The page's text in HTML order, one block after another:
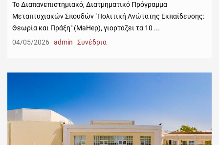
To Διαπανεπιστημιακό, Διατμηματικό Πρόγραμμα
Μεταπτυχιακών Σπουδών "Πολιτική Ανώτατης Εκπαίδευσης:
Θεωρία και Πράξη" (MaHep), γιορτάζει τα 10 ...
04/05/2026
admin Συνέδρια